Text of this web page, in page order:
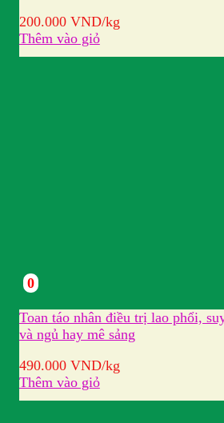
200.000 VND/kg
Thêm vào giỏ
0
Toan táo nhân điều trị lao phổi,
và ngủ hay mê sảng
490.000 VND/kg
Thêm vào giỏ